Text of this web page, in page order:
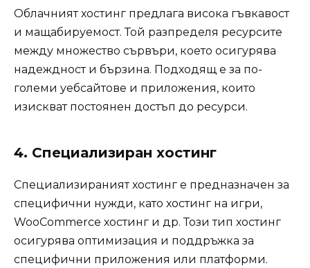
Облачният хостинг предлага висока гъвкавост
и мащабируемост. Той разпределя ресурсите
между множество сървъри, което осигурява
надеждност и бързина. Подходящ е за по-
големи уебсайтове и приложения, които
изискват постоянен достъп до ресурси.
4. Специализиран хостинг
Специализираният хостинг е предназначен за
специфични нужди, като хостинг на игри,
WooCommerce хостинг и др. Този тип хостинг
осигурява оптимизация и поддръжка за
специфични приложения или платформи.